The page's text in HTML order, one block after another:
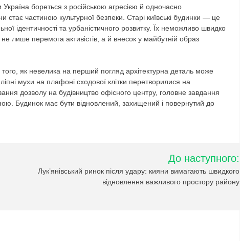
бореться з російською агресією й одночасно
частиною культурної безпеки. Старі київські будинки — це
ідентичності та урбаністичного розвитку. Їх неможливо швидко
лише перемога активістів, а й внесок у майбутній образ
як невелика на перший погляд архітектурна деталь може
мухи на плафоні сходової клітки перетворилися на
дозволу на будівництво офісного центру, головне завдання
Будинок має бути відновлений, захищений і повернутий до
До наступного:
Лук’янівський ринок після удару: кияни вимагають швидкого
відновлення важливого простору району